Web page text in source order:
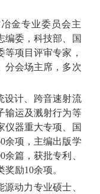
金专业委员会主
编委，科技部、国
项目评审专家，
分会场主席，多次
设计、跨音速射流
输运及溅射行为等
仪器重大专项、国
余项，主编出版学
余篇，获批专利、
奖励10余项。
动力专业硕士、